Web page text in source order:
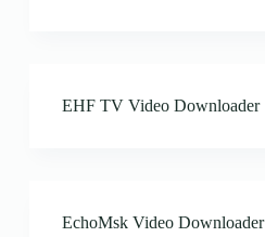
EHF TV Video Downloader
EchoMsk Video Downloader